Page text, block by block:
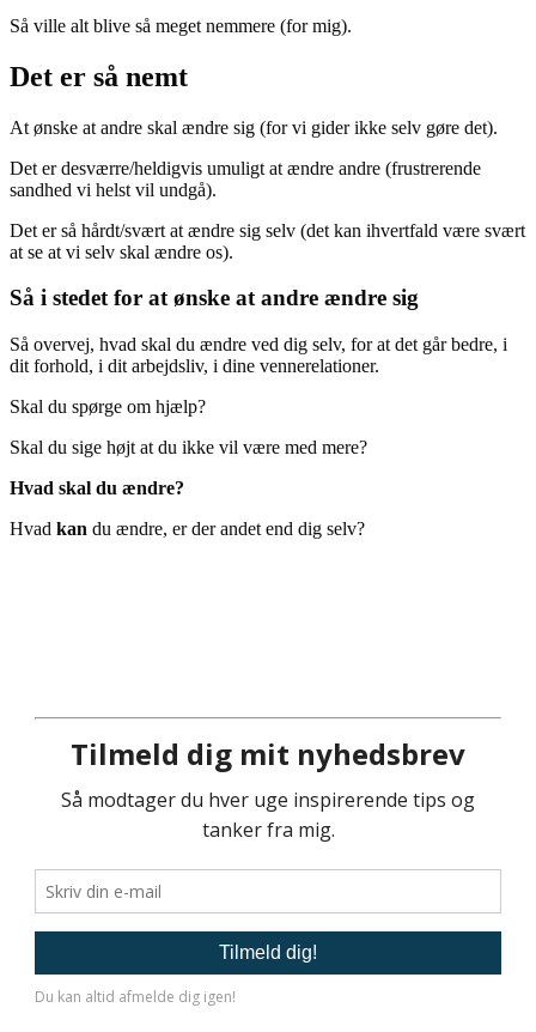
Så ville alt blive så meget nemmere (for mig).
Det er så nemt
At ønske at andre skal ændre sig (for vi gider ikke selv gøre det).
Det er desværre/heldigvis umuligt at ændre andre (frustrerende
sandhed vi helst vil undgå).
Det er så hårdt/svært at ændre sig selv (det kan ihvertfald være svært
at se at vi selv skal ændre os).
Så i stedet for at ønske at andre ændre sig
Så overvej, hvad skal du ændre ved dig selv, for at det går bedre, i
dit forhold, i dit arbejdsliv, i dine vennerelationer.
Skal du spørge om hjælp?
Skal du sige højt at du ikke vil være med mere?
Hvad skal du ændre?
Hvad kan du ændre, er der andet end dig selv?